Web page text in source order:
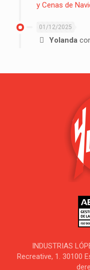
y Cenas de
01/12/2025
Yolanda
INDUSTRIAS
Recreative, 1. 30100